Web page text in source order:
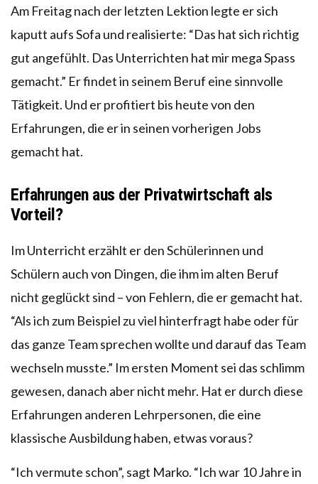
Am Freitag nach der letzten Lektion legte er sich
kaputt aufs Sofa und realisierte: “Das hat sich richtig
gut angefühlt. Das Unterrichten hat mir mega Spass
gemacht.” Er findet in seinem Beruf eine sinnvolle
Tätigkeit. Und er profitiert bis heute von den
Erfahrungen, die er in seinen vorherigen Jobs
gemacht hat.
Erfahrungen aus der Privatwirtschaft als
Vorteil?
Im Unterricht erzählt er den Schülerinnen und
Schülern auch von Dingen, die ihm im alten Beruf
nicht geglückt sind – von Fehlern, die er gemacht hat.
“Als ich zum Beispiel zu viel hinterfragt habe oder für
das ganze Team sprechen wollte und darauf das Team
wechseln musste.” Im ersten Moment sei das schlimm
gewesen, danach aber nicht mehr. Hat er durch diese
Erfahrungen anderen Lehrpersonen, die eine
klassische Ausbildung haben, etwas voraus?
“Ich vermute schon”, sagt Marko. “Ich war 10 Jahre in